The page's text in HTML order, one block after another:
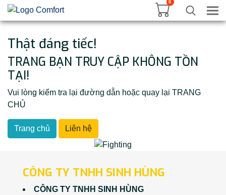
0
Thật đáng tiếc!
TRANG BẠN TRUY CẬP KHÔNG TỒN
TẠI!
Vui lòng kiểm tra lại đường dẫn hoặc quay lại TRANG
CHỦ
Trang chủ Liên hệ
CÔNG TY TNHH SINH HÙNG
CÔNG TY TNHH SINH HÙNG